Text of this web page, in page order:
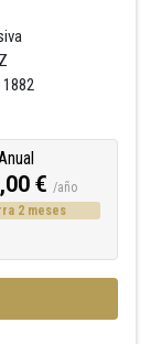
€ /año
2 meses